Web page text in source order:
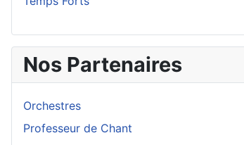
Nos Partenaires
Orchestres
Professeur de Chant